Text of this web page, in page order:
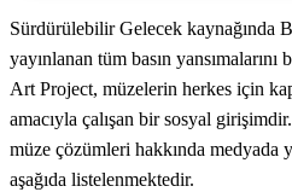
Sürdürülebilir Gelecek kaynağında
yayınlanan tüm basın
Art Project, müzelerin herkes için
amacıyla çalışan bir sosyal
müze çözümleri hakkında medyada
aşağıda listelenmektedir.